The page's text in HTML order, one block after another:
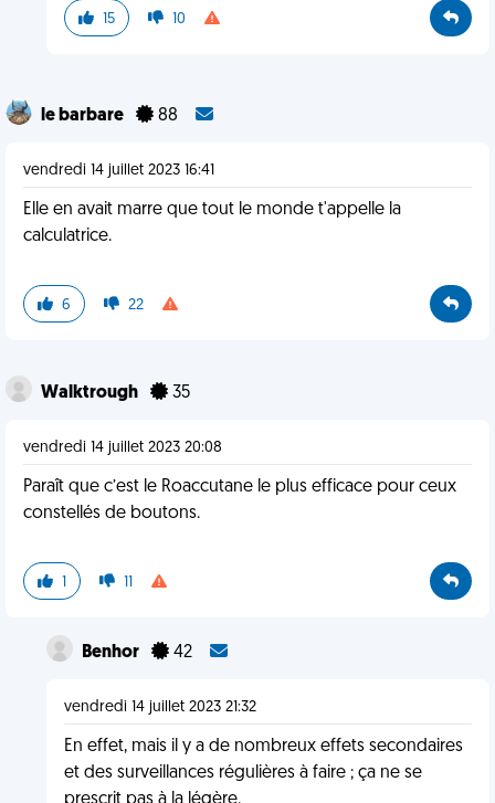
15 10
le barbare 88
vendredi 14 juillet 2023 16:41
Elle en avait marre que tout le monde t'appelle la
calculatrice.
6 22
Walktrough 35
vendredi 14 juillet 2023 20:08
Paraît que c’est le Roaccutane le plus efficace pour ceux
constellés de boutons.
1 11
Benhor 42
vendredi 14 juillet 2023 21:32
En effet, mais il y a de nombreux effets secondaires
et des surveillances régulières à faire ; ça ne se